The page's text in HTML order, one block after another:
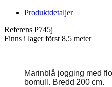
Produktdetaljer
Referens P745j
Finns i lager först 8,5 meter
Marinblå jogging med
bomull. Bredd 200 cm.